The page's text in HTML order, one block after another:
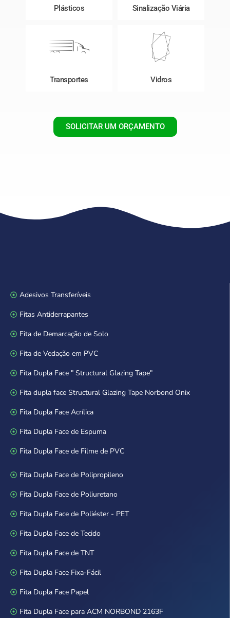
Plásticos Sinalização Viária
Transportes Vidros
SOLICITAR UM ORÇAMENTO
Adesivos Transferíveis
Fitas Antiderrapantes
Fita de Demarcação de Solo
Fita de Vedação em PVC
Fita Dupla Face " Structural Glazing Tape"
Fita dupla face Structural Glazing Tape Norbond Onix
Fita Dupla Face Acrílica
Fita Dupla Face de Espuma
Fita Dupla Face de Filme de PVC
Fita Dupla Face de Polipropileno
Fita Dupla Face de Poliuretano
Fita Dupla Face de Poliéster - PET
Fita Dupla Face de Tecido
Fita Dupla Face de TNT
Fita Dupla Face Fixa-Fácil
Fita Dupla Face Papel
Fita Dupla Face para ACM NORBOND 2163F